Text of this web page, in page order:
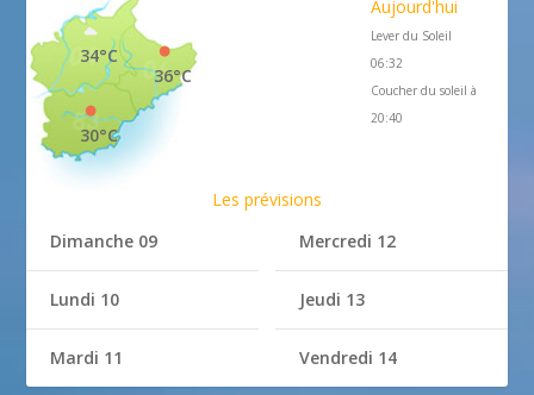
36°C
34°C
30°C
Aujourd'hui
Lever du Soleil
06:32
Coucher du soleil à
20:40
Les prévisions
Dimanche 09
Lundi 10
Mardi 11
Mercredi 12
Jeudi 13
Vendredi 14